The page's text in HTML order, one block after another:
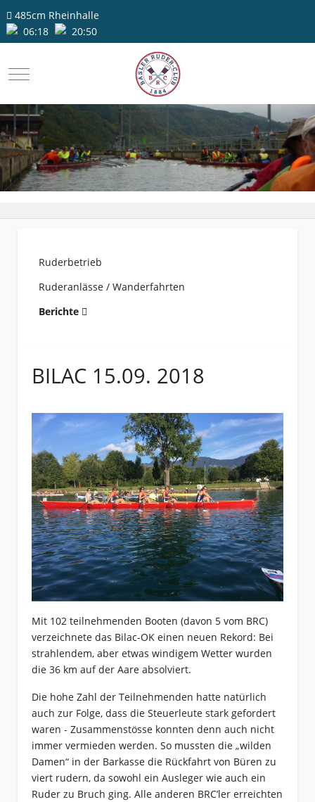
485cm Rheinhalle
06:18
20:50
Mobile Menu Toggle
Ruderbetrieb
Ruderanlässe / Wanderfahrten
Berichte
BILAC 15.09. 2018
Mit 102 teilnehmenden Booten (davon 5 vom BRC)
verzeichnete das Bilac-OK einen neuen Rekord: Bei
strahlendem, aber etwas windigem Wetter wurden
die 36 km auf der Aare absolviert.
Die hohe Zahl der Teilnehmenden hatte natürlich
auch zur Folge, dass die Steuerleute stark gefordert
waren - Zusammenstösse konnten denn auch nicht
immer vermieden werden. So mussten die „wilden
Damen“ in der Barkasse die Rückfahrt von Büren zu
viert rudern, da sowohl ein Ausleger wie auch ein
Ruder zu Bruch ging. Alle anderen BRC’ler erreichten